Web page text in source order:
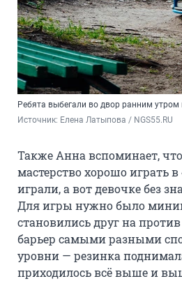
Ребята выбегали во двор ранним
Источник: Елена Латыпова / NGS55.RU
Также Анна вспоминает,
мастерство хорошо играть
играли, а вот девочке без
Для игры нужно было
становились друг на
барьер самыми разными
уровни — резинка
приходилось всё выше и